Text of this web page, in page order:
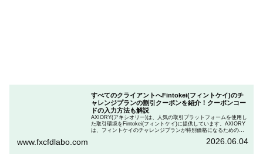
すべてのクライアントへFintokei(フィントケイ)のチ
ャレンジプランの割引クーポンを紹介！クーポンコー
ドの入力方法も解説
AXIORY(アキシオリー)は、人気の取引プラットフォームを使用し
た取引環境をFintokei(フィントケイ)に提供しています。AXIORY
は、フィントケイのチャレンジプランが特別価格になるためのク
ランを申し込むときのクーポンコードを入力して割引にする方法
www.fxcfdlabo.com 2026.06.04